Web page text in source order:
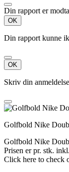
Din rapport er
OK
Din rapport kunne
OK
Skriv din anmeldelse
Golfbold Nike
Golfbold Nike
Prisen er pr. stk.
Click here to check